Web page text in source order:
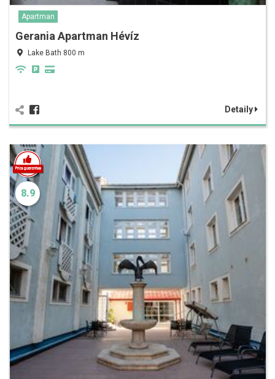
Apartman
Gerania Apartman Hévíz
Lake Bath 800 m
Detaily
8.9